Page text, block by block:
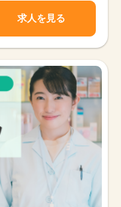
求人を見る